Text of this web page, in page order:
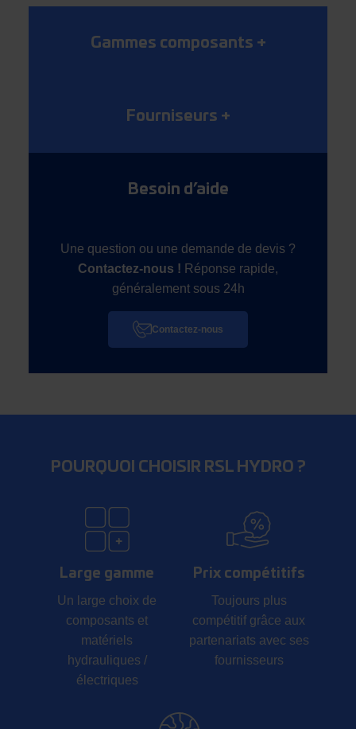
Gammes composants +
Fourniseurs +
Besoin d’aide
Une question ou une demande de devis ?
Contactez-nous ! Réponse rapide,
généralement sous 24h
Contactez-nous
POURQUOI CHOISIR RSL HYDRO ?
Large gamme
Un large choix de
composants et
matériels
hydrauliques /
électriques
Prix compétitifs
Toujours plus
compétitif grâce aux
partenariats avec ses
fournisseurs